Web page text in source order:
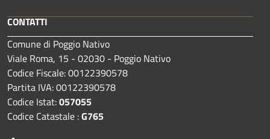
CONTATTI
Comune di Poggio Nativo
Viale Roma, 15 - 02030 - Poggio Nativo
Codice Fiscale: 00122390578
Partita IVA: 00122390578
Codice Istat:057055
Codice Catastale :G765